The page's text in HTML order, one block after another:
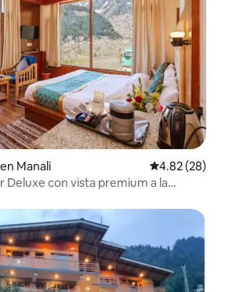
Manali Calificación
4.82 (28)
Deluxe con vista premium a la